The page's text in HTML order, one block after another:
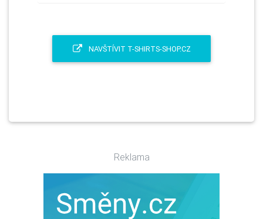
NAVŠTÍVIT T-SHIRTS-SHOP.CZ
Reklama